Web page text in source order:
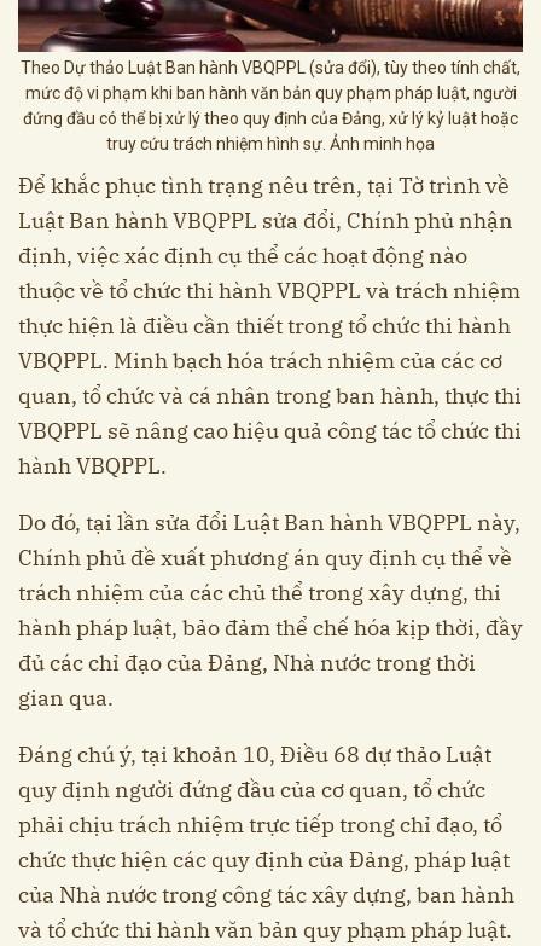
Theo Dự thảo Luật Ban hành VBQPPL (sửa đổi), tùy theo tính chất,
mức độ vi phạm khi ban hành văn bản quy phạm pháp luật, người
đứng đầu có thể bị xử lý theo quy định của Đảng, xử lý kỷ luật hoặc
truy cứu trách nhiệm hình sự. Ảnh minh họa
Để khắc phục tình trạng nêu trên, tại Tờ trình về
Luật Ban hành VBQPPL sửa đổi, Chính phủ nhận
định, việc xác định cụ thể các hoạt động nào
thuộc về tổ chức thi hành VBQPPL và trách nhiệm
thực hiện là điều cần thiết trong tổ chức thi hành
VBQPPL. Minh bạch hóa trách nhiệm của các cơ
quan, tổ chức và cá nhân trong ban hành, thực thi
VBQPPL sẽ nâng cao hiệu quả công tác tổ chức thi
hành VBQPPL.
Do đó, tại lần sửa đổi Luật Ban hành VBQPPL này,
Chính phủ đề xuất phương án quy định cụ thể về
trách nhiệm của các chủ thể trong xây dựng, thi
hành pháp luật, bảo đảm thể chế hóa kịp thời, đầy
đủ các chỉ đạo của Đảng, Nhà nước trong thời
gian qua.
Đáng chú ý, tại khoản 10, Điều 68 dự thảo Luật
quy định người đứng đầu của cơ quan, tổ chức
phải chịu trách nhiệm trực tiếp trong chỉ đạo, tổ
chức thực hiện các quy định của Đảng, pháp luật
của Nhà nước trong công tác xây dựng, ban hành
và tổ chức thi hành văn bản quy phạm pháp luật.